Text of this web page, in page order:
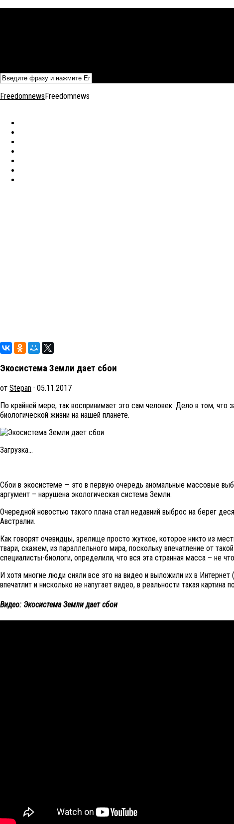
FreedomnewsFreedomnews
Экосистема Земли дает сбои
от Stepan · 05.11.2017
По крайней мере, так воспринимает это сам человек. Дело в том,
биологической жизни на нашей планете.
Загрузка...
Сбои в экосистеме — это в первую очередь аномальные массовые
аргумент – нарушена экологическая система Земли.
Очередной новостью такого плана стал недавний выброс на берег
Австралии.
Как говорят очевидцы, зрелище просто жуткое, которое никто из
твари, скажем, из параллельного мира, поскольку впечатление от
специалисты-биологи, определили, что вся эта странная масса – не
И хотя многие люди сняли все это на видео и выложили их в
впечатлит и нисколько не напугает видео, в реальности такая
Видео: Экосистема Земли дает сбои